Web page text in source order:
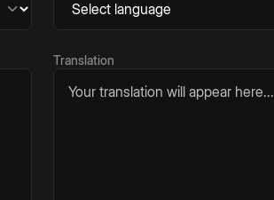
Translation
Your translation will appear here...